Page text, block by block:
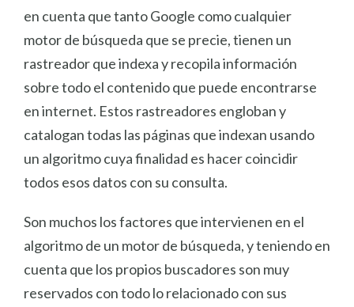
en cuenta que tanto Google como cualquier
motor de búsqueda que se precie, tienen un
rastreador que indexa y recopila información
sobre todo el contenido que puede encontrarse
en internet. Estos rastreadores engloban y
catalogan todas las páginas que indexan usando
un algoritmo cuya finalidad es hacer coincidir
todos esos datos con su consulta.
Son muchos los factores que intervienen en el
algoritmo de un motor de búsqueda, y teniendo en
cuenta que los propios buscadores son muy
reservados con todo lo relacionado con sus